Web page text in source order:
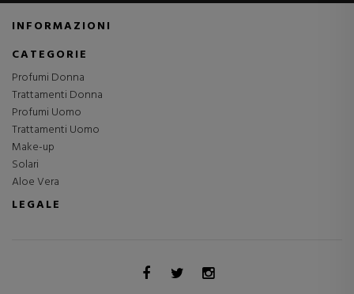
INFORMAZIONI
CATEGORIE
Profumi Donna
Trattamenti Donna
Profumi Uomo
Trattamenti Uomo
Make-up
Solari
Aloe Vera
LEGALE